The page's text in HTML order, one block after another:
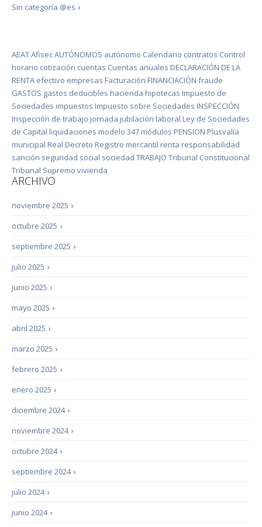
›
Sin categoría @es
AEATAfisecAUTÓNOMOS autónomo Calendario contratos Control
horario cotización cuentas Cuentas anuales DECLARACIÓN DE LA
RENTA efectivo empresas Facturación FINANCIACIÓN fraude
GASTOS gastos deducibles hacienda hipotecas Impuesto de
Sociedades impuestos Impuesto sobre Sociedades INSPECCIÓN
Inspección de trabajo jornada jubilación laboral Ley de Sociedades
de Capital liquidaciones modelo 347 módulos PENSION Plusvalía
municipal Real Decreto Registro mercantil renta responsabilidad
sanción seguridad social sociedad TRABAJO Tribunal Constitucional
Tribunal Supremo vivienda
ARCHIVO
›
noviembre 2025
›
octubre 2025
›
septiembre 2025
›
julio 2025
›
junio 2025
›
mayo 2025
›
abril 2025
›
marzo 2025
›
febrero 2025
›
enero 2025
›
diciembre 2024
›
noviembre 2024
›
octubre 2024
›
septiembre 2024
›
julio 2024
›
junio 2024